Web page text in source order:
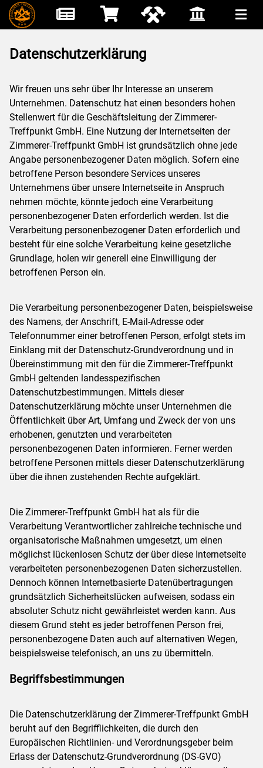
Datenschutzerklärung
Wir freuen uns sehr über Ihr Interesse an unserem
Unternehmen. Datenschutz hat einen besonders hohen
Stellenwert für die Geschäftsleitung der Zimmerer-
Treffpunkt GmbH. Eine Nutzung der Internetseiten der
Zimmerer-Treffpunkt GmbH ist grundsätzlich ohne jede
Angabe personenbezogener Daten möglich. Sofern eine
betroffene Person besondere Services unseres
Unternehmens über unsere Internetseite in Anspruch
nehmen möchte, könnte jedoch eine Verarbeitung
personenbezogener Daten erforderlich werden. Ist die
Verarbeitung personenbezogener Daten erforderlich und
besteht für eine solche Verarbeitung keine gesetzliche
Grundlage, holen wir generell eine Einwilligung der
betroffenen Person ein.
Die Verarbeitung personenbezogener Daten, beispielsweise
des Namens, der Anschrift, E-Mail-Adresse oder
Telefonnummer einer betroffenen Person, erfolgt stets im
Einklang mit der Datenschutz-Grundverordnung und in
Übereinstimmung mit den für die Zimmerer-Treffpunkt
GmbH geltenden landesspezifischen
Datenschutzbestimmungen. Mittels dieser
Datenschutzerklärung möchte unser Unternehmen die
Öffentlichkeit über Art, Umfang und Zweck der von uns
erhobenen, genutzten und verarbeiteten
personenbezogenen Daten informieren. Ferner werden
betroffene Personen mittels dieser Datenschutzerklärung
über die ihnen zustehenden Rechte aufgeklärt.
Die Zimmerer-Treffpunkt GmbH hat als für die
Verarbeitung Verantwortlicher zahlreiche technische und
organisatorische Maßnahmen umgesetzt, um einen
möglichst lückenlosen Schutz der über diese Internetseite
verarbeiteten personenbezogenen Daten sicherzustellen.
Dennoch können Internetbasierte Datenübertragungen
grundsätzlich Sicherheitslücken aufweisen, sodass ein
absoluter Schutz nicht gewährleistet werden kann. Aus
diesem Grund steht es jeder betroffenen Person frei,
personenbezogene Daten auch auf alternativen Wegen,
beispielsweise telefonisch, an uns zu übermitteln.
Begriffsbestimmungen
Die Datenschutzerklärung der Zimmerer-Treffpunkt GmbH
beruht auf den Begrifflichkeiten, die durch den
Europäischen Richtlinien- und Verordnungsgeber beim
Erlass der Datenschutz-Grundverordnung (DS-GVO)